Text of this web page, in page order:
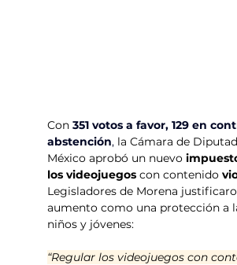
Con 351 votos a favor, 129 en
abstención, la Cámara de
México aprobó un nuevo
los videojuegos con contenido
Legisladores de Morena
aumento como una protección a
niños y jóvenes:
“Regular los videojuegos con